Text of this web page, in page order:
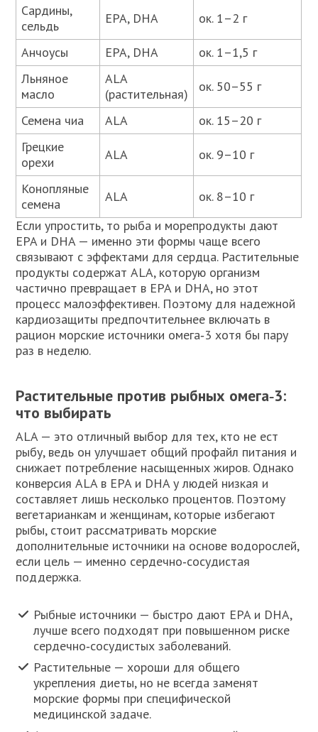
Сардины,
сельдь
EPA, DHA ок. 1–2 г
Анчоусы EPA, DHA
ок. 1–1,5 г
Льняное
масло
ALA
(растительная)
ок. 50–55 г
Семена чиа ALA
ок. 15–20 г
Грецкие
орехи
ALA ок. 9–10 г
Конопляные
семена
ALA
ок. 8–10 г
Если упростить, то рыба и морепродукты дают
EPA и DHA — именно эти формы чаще всего
связывают с эффектами для сердца. Растительные
продукты содержат ALA, которую организм
частично превращает в EPA и DHA, но этот
процесс малоэффективен. Поэтому для надежной
кардиозащиты предпочтительнее включать в
рацион морские источники омега‑3 хотя бы пару
раз в неделю.
Растительные против рыбных омега‑3:
что выбирать
ALA — это отличный выбор для тех, кто не ест
рыбу, ведь он улучшает общий профайл питания и
снижает потребление насыщенных жиров. Однако
конверсия ALA в EPA и DHA у людей низкая и
составляет лишь несколько процентов. Поэтому
вегетарианкам и женщинам, которые избегают
рыбы, стоит рассматривать морские
дополнительные источники на основе водорослей,
если цель — именно сердечно‑сосудистая
поддержка.
Рыбные источники — быстро дают EPA и DHA,
лучше всего подходят при повышенном риске
сердечно‑сосудистых заболеваний.
Растительные — хороши для общего
укрепления диеты, но не всегда заменят
морские формы при специфической
медицинской задаче.